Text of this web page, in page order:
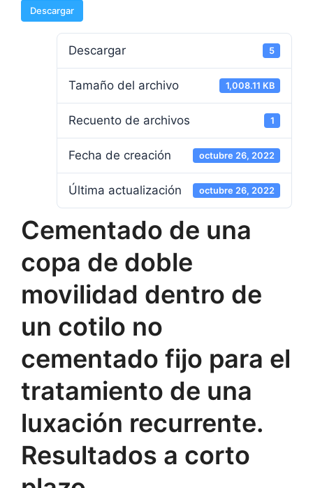
Descargar
Descargar 5
Tamaño del archivo 1,008.11 KB
Recuento de archivos 1
Fecha de creación octubre 26, 2022
Última actualización octubre 26, 2022
Cementado de una
copa de doble
movilidad dentro de
un cotilo no
cementado fijo para el
tratamiento de una
luxación recurrente.
Resultados a corto